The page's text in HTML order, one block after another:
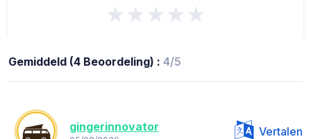
★★★★★
Gemiddeld (4 Beoordeling) : 4/5
gingerinnovator Vertalen